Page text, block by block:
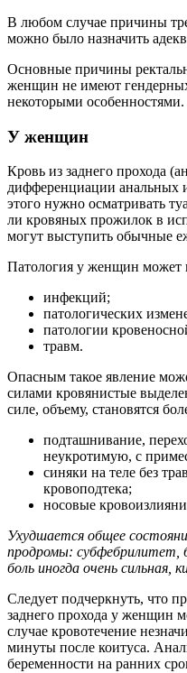
В любом случае причины
можно было назначить
Основные причины
женщин не имеют
некоторыми особенностями.
У женщин
Кровь из заднего прохода
дифференциации анальных
этого нужно осматривать
ли кровяных прожилок в
могут выступить обычные
Патология у женщин может
инфекций;
патологических
патологии
травм.
Опасным такое явление
силами кровянистые
силе, объему, становятся
подташнивание,
неукротимую, с
синяки на теле без
кровоподтека;
носовые
Ухудшается общее
продромы: субфебрилитет,
боль иногда очень сильная,
Следует подчеркнуть, что
заднего прохода у женщин
случае кровотечение
минуты после коитуса.
беременности на ранних